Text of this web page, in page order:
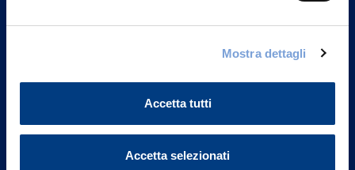
Mostra dettagli
Accetta tutti
Accetta selezionati
Governance
Investor Relations